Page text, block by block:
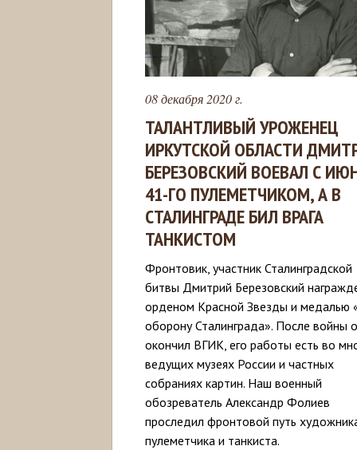
08 декабря 2020 г.
ТАЛАНТЛИВЫЙ УРОЖЕНЕЦ
ИРКУТСКОЙ ОБЛАСТИ
БЕРЕЗОВСКИЙ ВОЕВАЛ С
41-ГО ПУЛЕМЕТЧИКОМ, А В
СТАЛИНГРАДЕ БИЛ ВРАГА
ТАНКИСТОМ
Фронтовик, участник Сталинградской
битвы Дмитрий Березовский
орденом Красной Звезды и медалью
оборону Сталинграда». После войны
окончил ВГИК, его работы есть во
ведущих музеях России и частных
собраниях картин. Наш военный
обозреватель Александр Фолиев
проследил фронтовой путь
пулеметчика и танкиста.